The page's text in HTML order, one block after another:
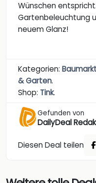
Wünschen
Gartenbeleuchtung
neuem Glanz!
Kategorien:
& Garten.
Shop: Tink.
Gefunden von
DailyDeal
Diesen Deal teilen